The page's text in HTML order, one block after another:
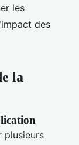
les
des
la
plusieurs